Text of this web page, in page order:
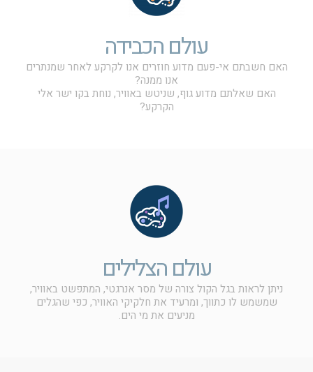
עולם הכבידה
האם חשבתם אי-פעם מדוע חוזרים אנו לקרקע לאחר שמנתרים
אנו ממנה?
האם שאלתם מדוע גוף, שניטש באוויר, נוחת בקו ישר אלי
הקרקע?
עולם הצלילים
ניתן לראות בגל הקול צורה של מסר אנרגטי, המתפשט באוויר,
שמשמש לו כתווך, ומרעיד את חלקיקי האוויר, כפי שהגלים
מניעים את מי הים.